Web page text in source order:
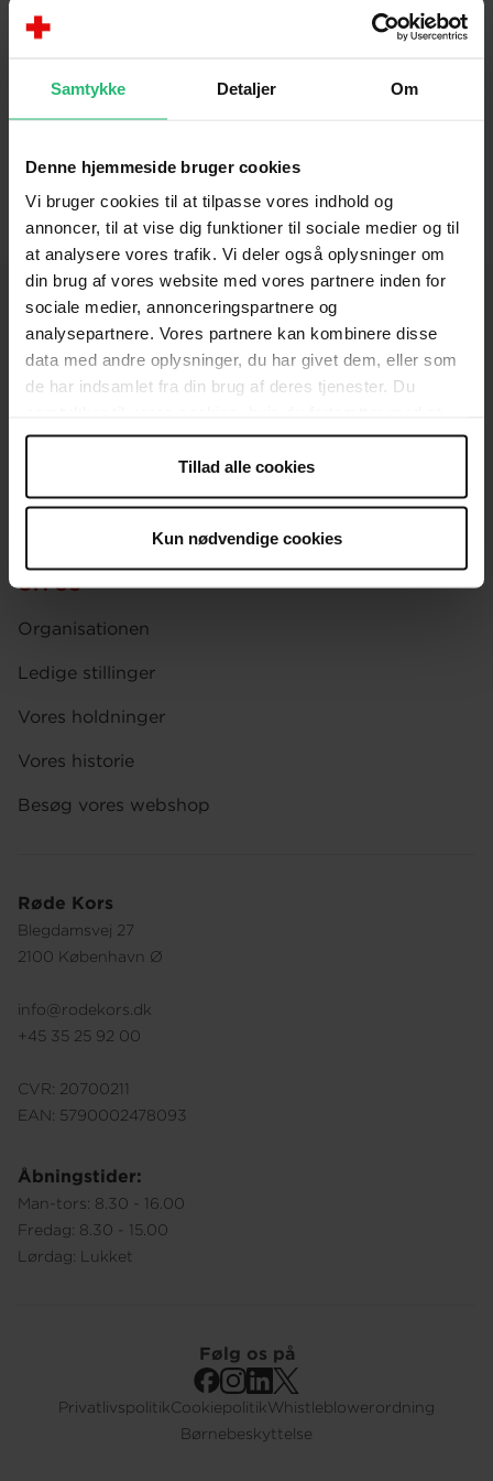
Samtykke Detaljer Om
Denne hjemmeside bruger cookies
Vi bruger cookies til at tilpasse vores indhold og
annoncer, til at vise dig funktioner til sociale medier og til
at analysere vores trafik. Vi deler også oplysninger om
din brug af vores website med vores partnere inden for
sociale medier, annonceringspartnere og
analysepartnere. Vores partnere kan kombinere disse
data med andre oplysninger, du har givet dem, eller som
de har indsamlet fra din brug af deres tjenester. Du
anvende vores hjemmeside.
Tillad alle cookies
Kun nødvendige cookies
hjemmeside kan du skabe dig et overblik over
afdelingens aktiviteter, komme i kontakt med den
genbrugsbutik og tøjcontainer nær dig.
Røde Kors
Blegdamsvej 27
2100 København Ø
info@rodekors.dk
+45 35 25 92 00
CVR: 20700211
EAN: 5790002478093
Åbningstider:
Man-tors: 8.30 - 16.00
Fredag: 8.30 - 15.00
Lørdag: Lukket
KONTAKT
Afdelinger
Spørgsmål om donation og medlemskab
OM OS
Organisationen
Ledige stillinger
Vores holdninger
Vores historie
Besøg vores webshop
PrivatlivspolitikCookiepolitikWhistleblowerordning
Børnebeskyttelse
Følg os på